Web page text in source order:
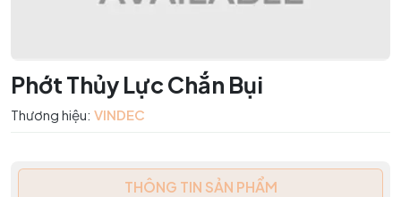
Phớt Thủy Lực Chắn Bụi
Thương hiệu: VINDEC
THÔNG TIN SẢN PHẨM